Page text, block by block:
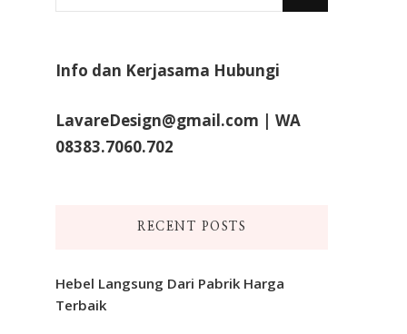
Info dan Kerjasama Hubungi
LavareDesign@gmail.com | WA
08383.7060.702
RECENT POSTS
Hebel Langsung Dari Pabrik Harga
Terbaik